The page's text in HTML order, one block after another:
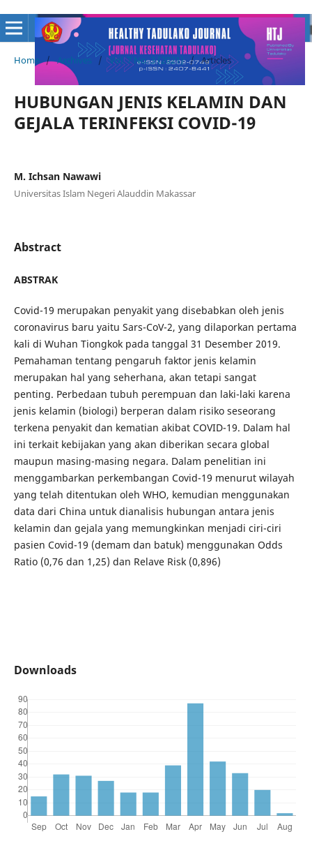
Home / Archives / Vol. 7 No. 3 (2021) / Articles
HUBUNGAN JENIS KELAMIN DAN
GEJALA TERINFEKSI COVID-19
M. Ichsan Nawawi
Universitas Islam Negeri Alauddin Makassar
Abstract
ABSTRAK
Covid-19 merupakan penyakit yang disebabkan oleh jenis
coronavirus baru yaitu Sars-CoV-2, yang dilaporkan pertama
kali di Wuhan Tiongkok pada tanggal 31 Desember 2019.
Pemahaman tentang pengaruh faktor jenis kelamin
merupakan hal yang seherhana, akan tetapi sangat
penting. Perbedaan tubuh perempuan dan laki-laki karena
jenis kelamin (biologi) berperan dalam risiko seseorang
terkena penyakit dan kematian akibat COVID-19. Dalam hal
ini terkait kebijakan yang akan diberikan secara global
maupun masing-masing negara. Dalam penelitian ini
menggambarkan perkembangan Covid-19 menurut wilayah
yang telah ditentukan oleh WHO, kemudian menggunakan
data dari China untuk dianalisis hubungan antara jenis
kelamin dan gejala yang memungkinkan menjadi ciri-ciri
pasien Covid-19 (demam dan batuk) menggunakan Odds
Ratio (0,76 dan 1,25) dan Relave Risk (0,896)
Downloads